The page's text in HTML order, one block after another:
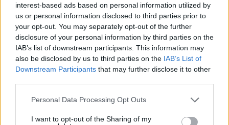
interest-based ads based on personal information utilized by
us or personal information disclosed to third parties prior to
your opt-out. You may separately opt-out of the further
disclosure of your personal information by third parties on the
IAB’s list of downstream participants. This information may
also be disclosed by us to third parties on the IAB’s List of
Downstream Participants that may further disclose it to other
Please note that this website/app uses one or more Google
not limited to your visit or usage behaviour. You may click to
Personal Data Processing Opt Outs
I want to opt-out of the Sharing of my
Η Λίλα Μπακλέση έφερε στον κόσμο
το πρώτο της παιδί, δείτε την
ανάρτηση του συντρόφου της περί...
λαού και εξουσίας
07.08.2026, 22:23 55